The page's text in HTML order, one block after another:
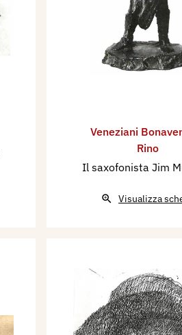
Veneziani
Rino
Il saxofonista Jim
Visualizza